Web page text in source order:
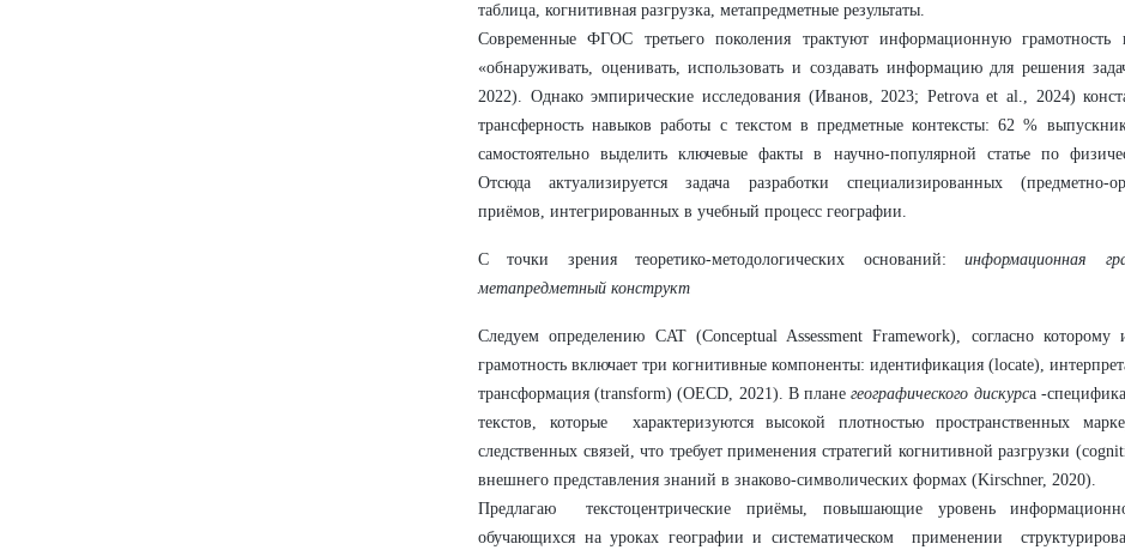
таблица, когнитивная разгрузка, метапредметные результаты.
Современные ФГOС третьего поколения трактуют информационную грамотность
«обнаруживать, оценивать, использовать и создавать информацию для решения
2022). Однако эмпирические исследования (Иванов, 2023; Petrova et al., 2024)
трансферность навыков работы с текстом в предметные контексты: 62 %
самостоятельно выделить ключевые факты в научно-популярной статье по
Отсюда актуализируется задача разработки специализированных (предметно-
приёмов, интегрированных в учебный процесс географии.
С точки зрения теоретико-методологических оснований:информационная
метапредметный конструкт
Следуем определению CAT (Conceptual Assessment Framework), согласно которому
грамотность включает три когнитивные компоненты: идентификация (locate),
трансформация (transform) (OECD, 2021). В планегеографического дискурса -
текстов, которые характеризуются высокой плотностью пространственных
следственных связей, что требует применения стратегий когнитивной разгрузки
внешнего представления знаний в знаково-символических формах (Kirschner, 2020).
Предлагаю текстоцентрические приёмы, повышающие уровень
обучающихся на уроках географии и систематическом применении